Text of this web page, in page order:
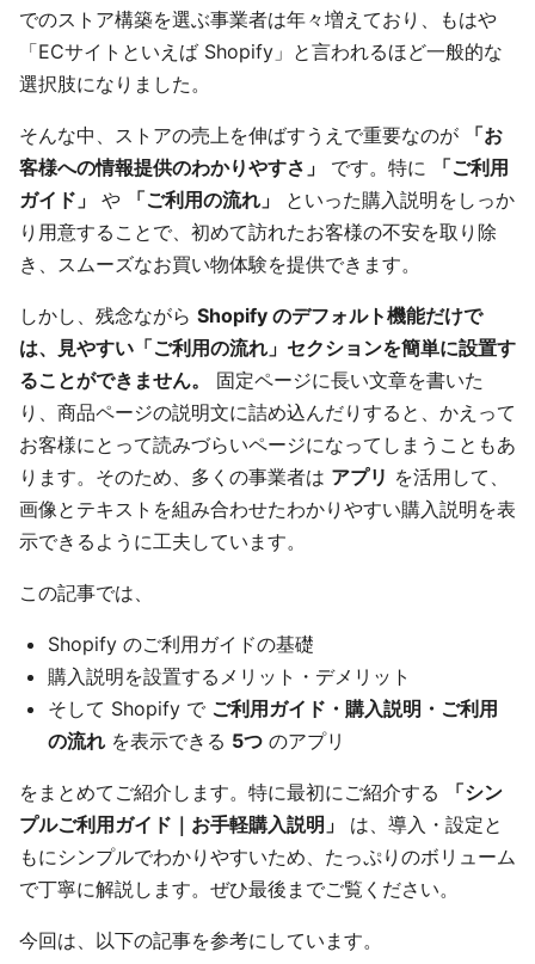
でのストア構築を選ぶ事業者は年々増えており、もはや
「ECサイトといえば Shopify」と言われるほど一般的な
選択肢になりました。
そんな中、ストアの売上を伸ばすうえで重要なのが
「お
客様への情報提供のわかりやすさ」
です。特に
「ご利用
ガイド」
や 「ご利用の流れ」
といった購入説明をしっか
り用意することで、初めて訪れたお客様の不安を取り除
き、スムーズなお買い物体験を提供できます。
しかし、残念ながら Shopify のデフォルト機能だけで
は、見やすい「ご利用の流れ」セクションを簡単に設置す
ることができません。
固定ページに長い文章を書いた
り、商品ページの説明文に詰め込んだりすると、かえって
お客様にとって読みづらいページになってしまうこともあ
ります。そのため、多くの事業者は アプリ を活用して、
画像とテキストを組み合わせたわかりやすい購入説明を表
示できるように工夫しています。
この記事では、
Shopify のご利用ガイドの基礎
購入説明を設置するメリット・デメリット
そして Shopify で ご利用ガイド・購入説明・ご利用
の流れ を表示できる 5つ のアプリ
をまとめてご紹介します。特に最初にご紹介する
「シン
プルご利用ガイド｜お手軽購入説明」
は、導入・設定と
もにシンプルでわかりやすいため、たっぷりのボリューム
で丁寧に解説します。ぜひ最後までご覧ください。
今回は、以下の記事を参考にしています。